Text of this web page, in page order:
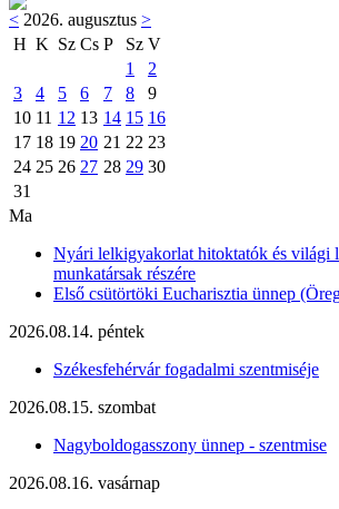
< 2026. augusztus >
H K Sz Cs P Sz V
1
2
3
4 5 6 7 8
9
10 11 12 13 14 15 16
17 18 19 20 21 22 23
24 25 26 27 28 29 30
31
Ma
Nyári lelkigyakorlat hitoktatók és világi
munkatársak részére
Első csütörtöki Eucharisztia ünnep
2026.08.14. péntek
Székesfehérvár fogadalmi szentmiséje
2026.08.15. szombat
Nagyboldogasszony ünnep - szentmise
2026.08.16. vasárnap